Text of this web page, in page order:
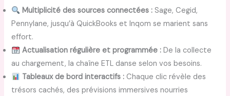
Multiplicité des sources connectées : Sage, Cegid,
Pennylane, jusqu’à QuickBooks et Inqom se marient sans
effort.
Actualisation régulière et programmée : De la collecte
au chargement, la chaîne ETL danse selon vos besoins.
Tableaux de bord interactifs : Chaque clic révèle des
trésors cachés, des prévisions immersives nourries